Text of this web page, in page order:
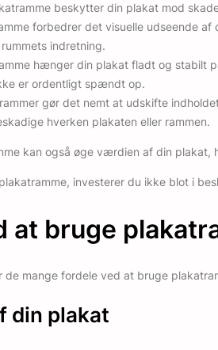
beskytter din plakat mod
forbedrer det visuelle udseende
indretning.
hænger din plakat fladt og stabilt
er ordentligt spændt op.
gør det nemt at udskifte
hverken plakaten eller rammen.
kan også øge værdien af din
investerer du ikke blot i
at bruge
de mange fordele ved at bruge
din plakat